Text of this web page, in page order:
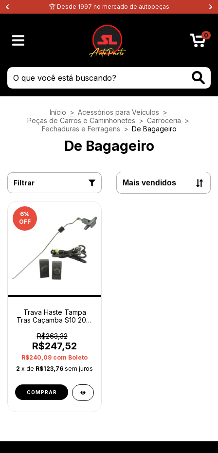
🏆 Desde 1997 no mercado de autopeças
0
Início > Acessórios para Veículos >
Peças de Carros e Caminhonetes > Carroceria >
Fechaduras e Ferragens > De Bagageiro
De Bagageiro
Filtrar
6%
OFF
Trava Haste Tampa
Tras Caçamba S10 2012
R$263,32
R$247,52
R$240,09 com Boleto
2 x de R$123,76 sem juros